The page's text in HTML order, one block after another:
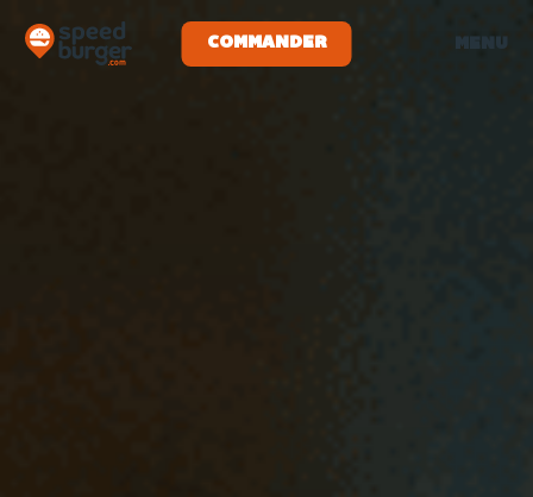
COMMANDER MENU